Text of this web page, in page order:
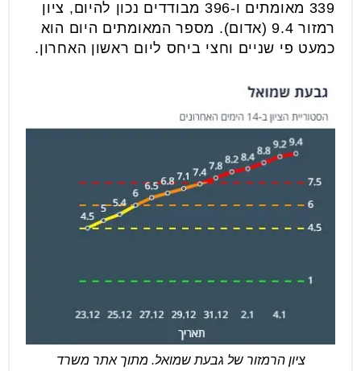
339 מאומתים ו-396 מבודדים נכון להיום, ציון
רמזור 9.4 (אדום). מספר המאומתים היום הוא
כמעט פי שניים וחצי ביחס ליום ראשון האחרון.
ציון הרמזור של גבעת שמואל. מתוך אתר משרד